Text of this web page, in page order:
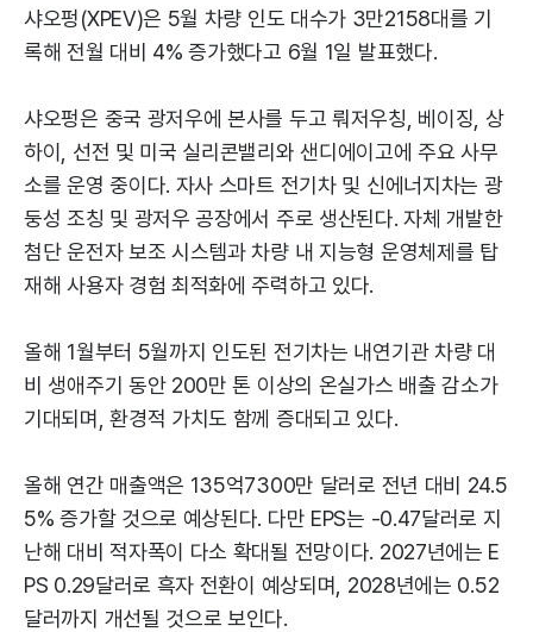
샤오펑(XPEV)은 5월 차량 인도 대수가 3만2158대를 기
록해 전월 대비 4% 증가했다고 6월 1일 발표했다.
샤오펑은 중국 광저우에 본사를 두고 뤄저우칭, 베이징, 상
하이, 선전 및 미국 실리콘밸리와 샌디에이고에 주요 사무
소를 운영 중이다. 자사 스마트 전기차 및 신에너지차는 광
둥성 조칭 및 광저우 공장에서 주로 생산된다. 자체 개발한
첨단 운전자 보조 시스템과 차량 내 지능형 운영체제를 탑
재해 사용자 경험 최적화에 주력하고 있다.
올해 1월부터 5월까지 인도된 전기차는 내연기관 차량 대
비 생애주기 동안 200만 톤 이상의 온실가스 배출 감소가
기대되며, 환경적 가치도 함께 증대되고 있다.
올해 연간 매출액은 135억7300만 달러로 전년 대비 24.5
5% 증가할 것으로 예상된다. 다만 EPS는 -0.47달러로 지
난해 대비 적자폭이 다소 확대될 전망이다. 2027년에는 E
PS 0.29달러로 흑자 전환이 예상되며, 2028년에는 0.52
달러까지 개선될 것으로 보인다.